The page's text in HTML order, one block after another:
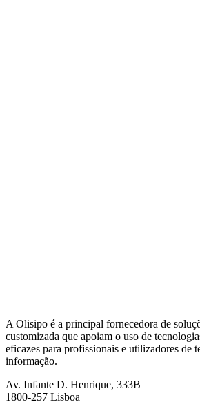
A Olisipo é a principal fornecedora de
customizada que apoiam o uso de
eficazes para profissionais e utilizadores de
informação.
Av. Infante D. Henrique, 333B
1800-257 Lisboa